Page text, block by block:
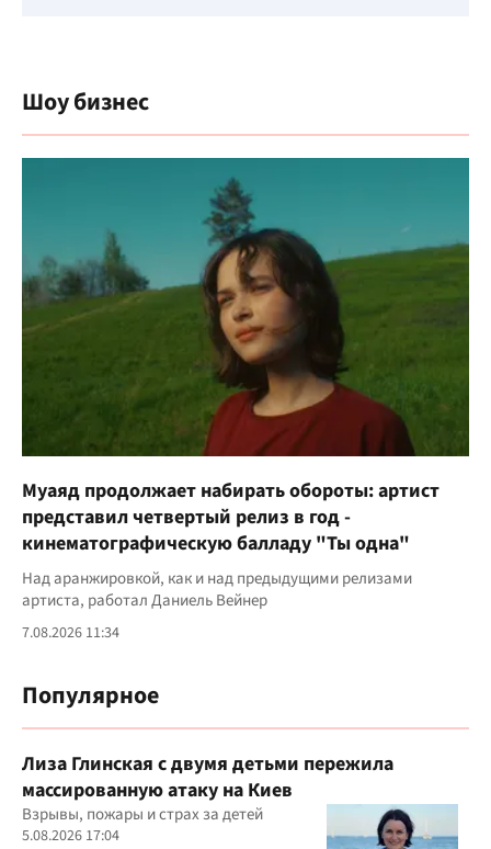
Шоу бизнес
Муаяд продолжает набирать обороты: артист
представил четвертый релиз в год -
кинематографическую балладу "Ты одна"
Над аранжировкой, как и над предыдущими релизами
артиста, работал Даниель Вейнер
7.08.2026 11:34
Популярное
Лиза Глинская с двумя детьми пережила
массированную атаку на Киев
Взрывы, пожары и страх за детей
5.08.2026 17:04